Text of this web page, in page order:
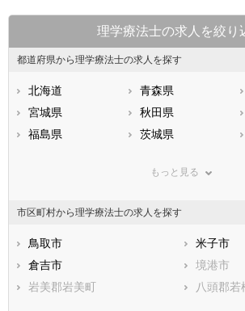
理学療法士の求人を絞り
都道府県から理学療法士の求人を探す
北海道 青森県
宮城県
秋田県
福島県
茨城県
神奈川県
石川県
福井県
静岡県
滋賀県
兵庫県
もっと見る
市区町村から理学療法士の求人を探す
鳥取市
米子市
倉吉市
境港市
岩美郡岩美町
八頭郡若